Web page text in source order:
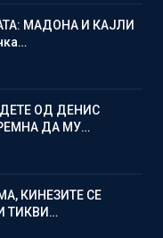
МАДОНА И КАЈЛИ
ОД ДЕНИС
ДА МУ…
КИНЕЗИТЕ СЕ
ТИКВИ…